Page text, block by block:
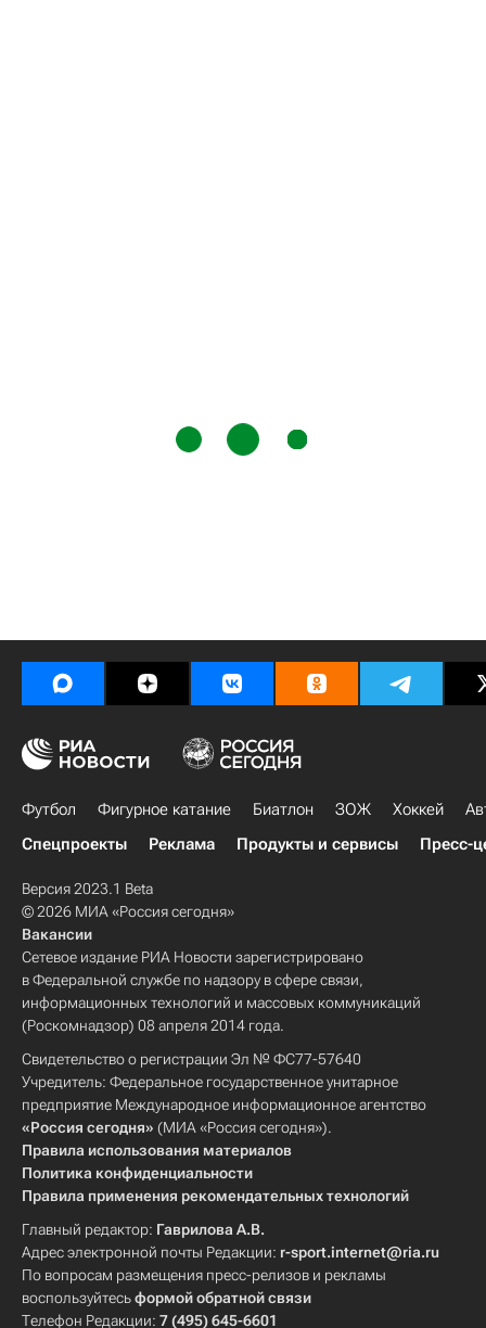
Футбол Фигурное катание Биатлон ЗОЖ Хоккей
Спецпроекты
Реклама Продукты и сервисы Пресс-
Версия 2023.1 Beta
© 2026 МИА «Россия сегодня»
Вакансии
Сетевое издание РИА Новости зарегистрировано
в Федеральной службе по надзору в сфере связи,
информационных технологий и массовых коммуникаций
(Роскомнадзор) 08 апреля 2014 года.
Свидетельство о регистрации Эл № ФС77-57640
Учредитель: Федеральное государственное унитарное
предприятие Международное информационное агентство
«Россия сегодня» (МИА «Россия сегодня»).
Правила использования материалов
Политика конфиденциальности
Правила применения рекомендательных технологий
Главный редактор: Гаврилова А.В.
Адрес электронной почты Редакции: r-sport.internet@ria.ru
По вопросам размещения пресс-релизов и рекламы
воспользуйтесьформой обратной связи
Телефон Редакции: 7 (495) 645-6601